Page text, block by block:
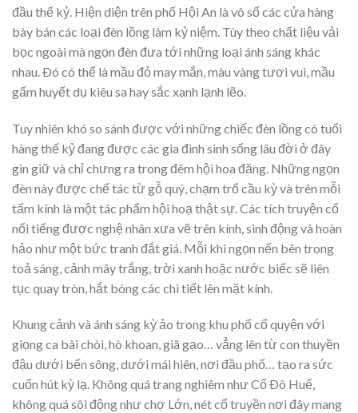
đầu thế kỷ. Hiện diện trên phố Hội An là vô số các cửa hàng
bày bán các loại đèn lồng làm kỷ niệm. Tùy theo chất liệu vải
bọc ngoài mà ngọn đèn đưa tới những loại ánh sáng khác
nhau. Ðó có thể là mầu đỏ may mắn, màu vàng tươi vui, mầu
gấm huyết dụ kiêu sa hay sắc xanh lạnh lẽo.
Tuy nhiên khó so sánh được với những chiếc đèn lồng có tuổi
hàng thế kỷ đang được các gia đình sinh sống lâu đời ở đây
gìn giữ và chỉ chưng ra trong đêm hội hoa đăng. Những ngọn
đèn này được chế tác từ gỗ quý, chạm trổ cầu kỳ và trên mỗi
tấm kính là một tác phẩm hội hoạ thật sự. Các tích truyện cổ
nổi tiếng được nghệ nhân xưa vẽ trên kính, sinh động và hoàn
hảo như một bức tranh đắt giá. Mỗi khi ngọn nến bên trong
toả sáng, cảnh mây trắng, trời xanh hoặc nước biếc sẽ liên
tục quay tròn, hắt bóng các chi tiết lên mặt kính.
Khung cảnh và ánh sáng kỳ ảo trong khu phố cổ quyện với
giọng ca bài chòi, hò khoan, giã gạo… vẳng lên từ con thuyền
đậu dưới bến sông, dưới mái hiên, nơi đầu phố… tạo ra sức
cuốn hút kỳ lạ. Không quá trang nghiêm như Cố Ðô Huế,
không quá sôi động như chợ Lớn, nét cổ truyền nơi đây mang